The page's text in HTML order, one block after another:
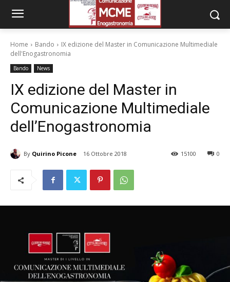
Home Bando
IX edizione del Master in Comunicazione Multimediale
dell'Enogastronomia
Bando News
IX edizione del Master in
Comunicazione Multimediale
dell’Enogastronomia
By Quirino Picone 16 Ottobre 2018 0
15100